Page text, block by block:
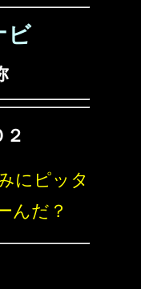
ビ
２
にピッタ
んだ？